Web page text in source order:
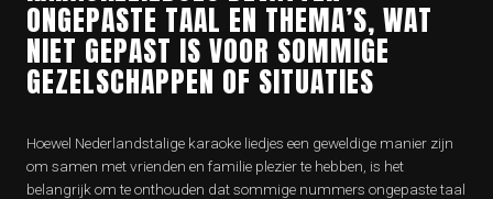
ONGEPASTE TAAL EN THEMA’S, WAT
NIET GEPAST IS VOOR SOMMIGE
GEZELSCHAPPEN OF SITUATIES
Hoewel Nederlandstalige karaoke liedjes een geweldige manier zijn
om samen met vrienden en familie plezier te hebben, is het
belangrijk om te onthouden dat sommige nummers ongepaste taal